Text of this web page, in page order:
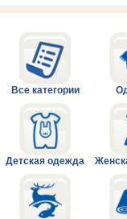
Все категории
Детская одежда